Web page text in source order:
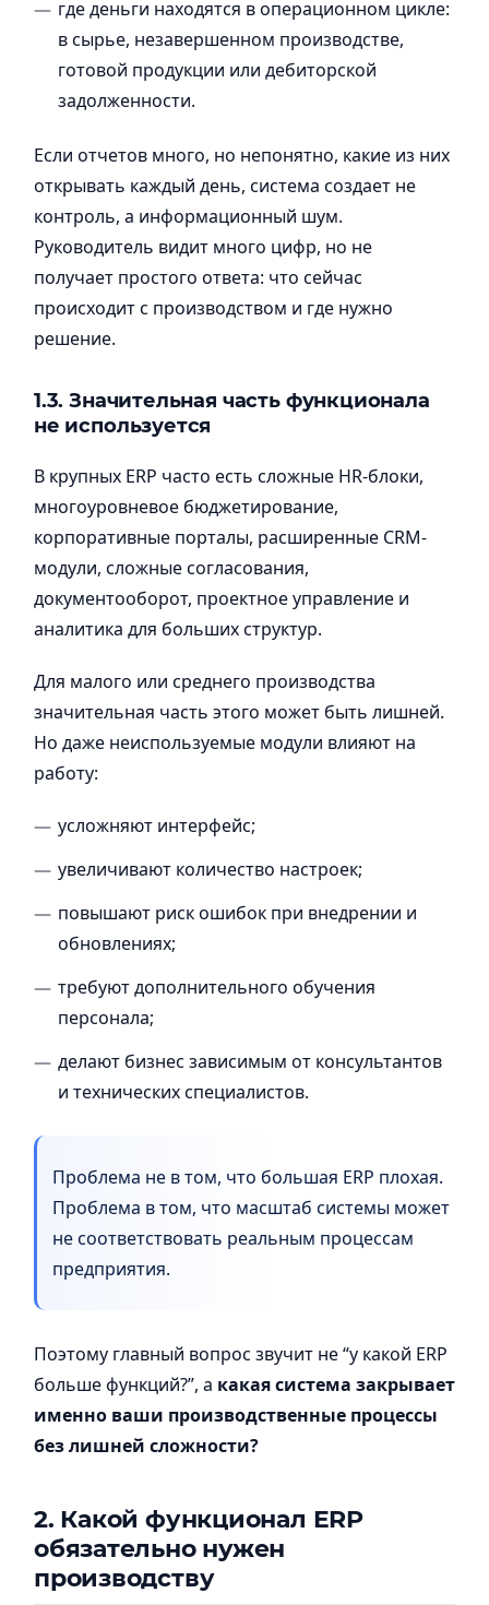
где деньги находятся в операционном цикле:
в сырье, незавершенном производстве,
готовой продукции или дебиторской
задолженности.
Если отчетов много, но непонятно, какие из них
открывать каждый день, система создает не
контроль, а информационный шум.
Руководитель видит много цифр, но не
получает простого ответа: что сейчас
происходит с производством и где нужно
решение.
1.3. Значительная часть функционала
не используется
В крупных ERP часто есть сложные HR-блоки,
многоуровневое бюджетирование,
корпоративные порталы, расширенные CRM-
модули, сложные согласования,
документооборот, проектное управление и
аналитика для больших структур.
Для малого или среднего производства
значительная часть этого может быть лишней.
Но даже неиспользуемые модули влияют на
работу:
усложняют интерфейс;
увеличивают количество настроек;
повышают риск ошибок при внедрении и
обновлениях;
требуют дополнительного обучения
персонала;
делают бизнес зависимым от консультантов
и технических специалистов.
Проблема не в том, что большая ERP плохая.
Проблема в том, что масштаб системы может
не соответствовать реальным процессам
предприятия.
Поэтому главный вопрос звучит не “у какой ERP
больше функций?”, а какая система закрывает
именно ваши производственные процессы
без лишней сложности?
2. Какой функционал ERP
обязательно нужен
производству